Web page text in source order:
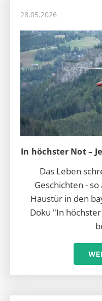
28.05.2026
In höchster Not –
Das Leben
Geschichten -
Haustür in den
Doku "In